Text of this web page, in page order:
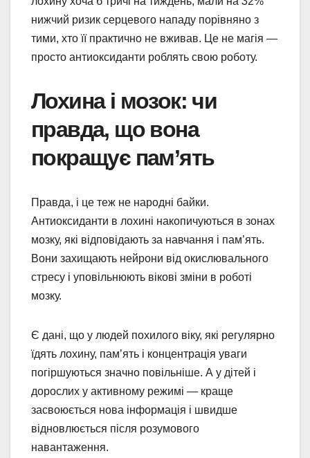
нижчий ризик серцевого нападу порівняно з
тими, хто її практично не вживав. Це не магія —
просто антиоксиданти роблять свою роботу.
Лохина і мозок: чи
правда, що вона
покращує пам’ять
Правда, і це теж не народні байки.
Антиоксиданти в лохині накопичуються в зонах
мозку, які відповідають за навчання і пам’ять.
Вони захищають нейрони від окислювального
стресу і уповільнюють вікові зміни в роботі
мозку.
Є дані, що у людей похилого віку, які регулярно
їдять лохину, пам’ять і концентрація уваги
погіршуються значно повільніше. А у дітей і
дорослих у активному режимі — краще
засвоюється нова інформація і швидше
відновлюється після розумового
навантаження.